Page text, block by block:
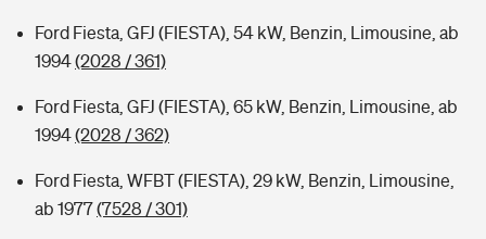
Ford Fiesta, GFJ (FIESTA), 54 kW, Benzin, Limousine, ab
1994(2028 / 361)
Ford Fiesta, GFJ (FIESTA), 65 kW, Benzin, Limousine, ab
1994(2028 / 362)
Ford Fiesta, WFBT (FIESTA), 29 kW, Benzin, Limousine,
ab 1977(7528 / 301)